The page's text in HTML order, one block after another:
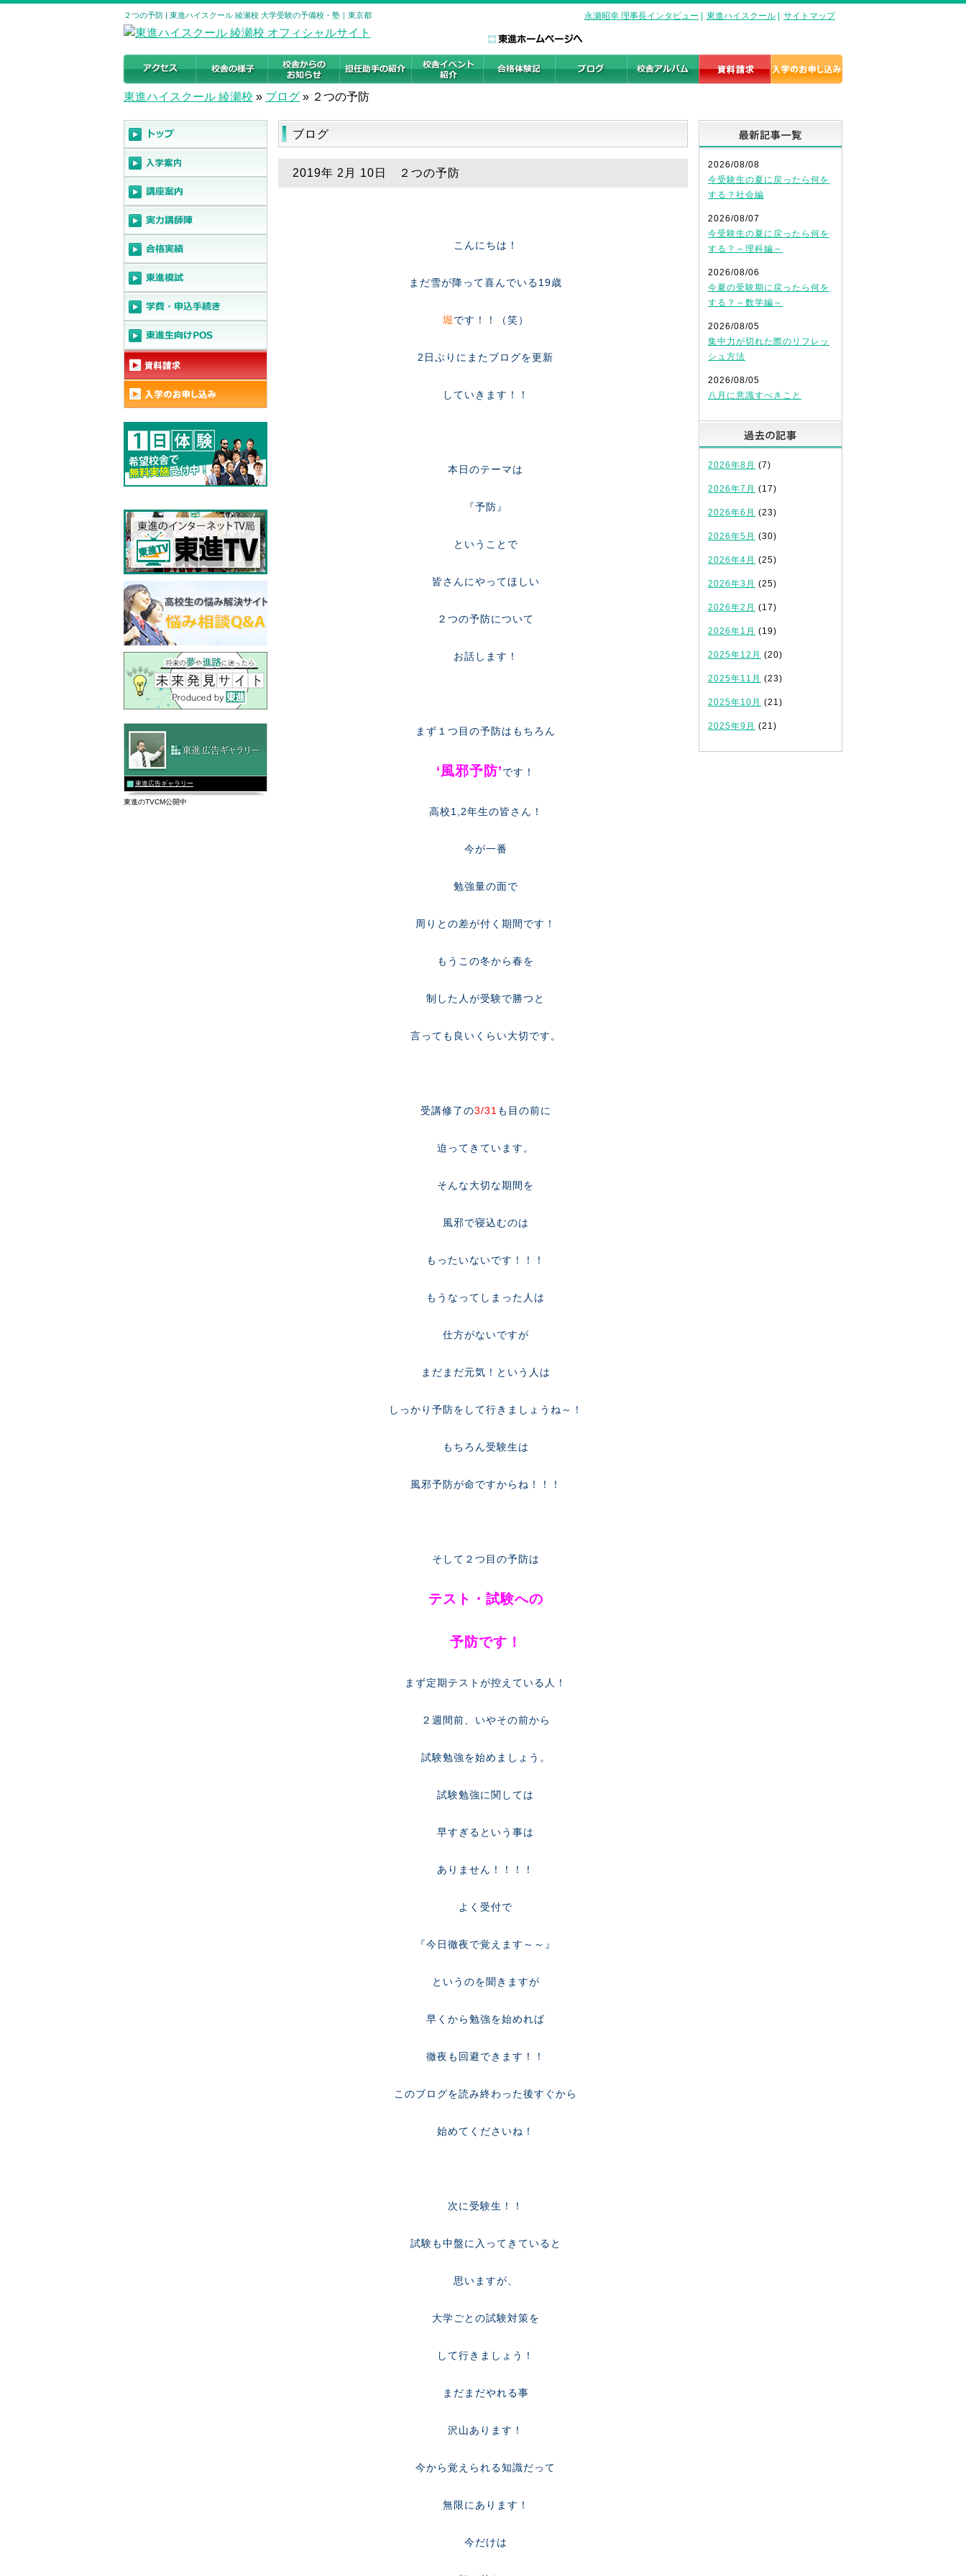
２つの予防 | 東進ハイスクール 綾瀬校 大学受験の予備校・塾｜東京都 永瀬昭幸 理事長インタビュー 東進ハイスクール サイトマップ
東進ハイスクール 綾瀬校 » ブログ » ２つの予防
ブログ
2019年 2月 10日 ２つの予防
こんにちは！
まだ雪が降って喜んでいる19歳
堀です！！（笑）
2日ぶりにまたブログを更新
していきます！！
本日のテーマは
『予防』
ということで
皆さんにやってほしい
２つの予防について
お話します！
まず１つ目の予防はもちろん
‘風邪予防’です！
高校1,2年生の皆さん！
今が一番
勉強量の面で
周りとの差が付く期間です！
もうこの冬から春を
制した人が受験で勝つと
言っても良いくらい大切です。
受講修了の3/31 も目の前に
迫ってきています。
そんな大切な期間を
風邪で寝込むのは
もったいないです！！！
もうなってしまった人は
仕方がないですが
まだまだ元気！という人は
しっかり予防をして行きましょうね～！
もちろん受験生は
風邪予防が命ですからね！！！
そして２つ目の予防は
テスト・試験への
予防です！
まず定期テストが控えている人！
２週間前、いやその前から
試験勉強を始めましょう。
試験勉強に関しては
早すぎるという事は
ありません！！！！
よく受付で
『今日徹夜で覚えます～～』
というのを聞きますが
早くから勉強を始めれば
徹夜も回避できます！！
このブログを読み終わった後すぐから
始めてくださいね！
次に受験生！！
試験も中盤に入ってきていると
思いますが、
大学ごとの試験対策を
して行きましょう！
まだまだやれる事
沢山あります！
今から覚えられる知識だって
無限にあります！
今だけは
2026/08/08
今受験生の夏に戻ったら何を
する？社会編
2026/08/07
今受験生の夏に戻ったら何を
する？～理科編～
2026/08/06
今夏の受験期に戻ったら何を
する？～数学編～
2026/08/05
集中力が切れた際のリフレッ
シュ方法
2026/08/05
八月に意識すべきこと
2026年8月 (7)
2026年7月 (17)
2026年6月 (23)
2026年5月 (30)
2026年4月 (25)
2026年3月 (25)
2026年2月 (17)
2026年1月 (19)
2025年12月 (20)
2025年11月 (23)
2025年10月 (21)
2025年9月 (21)
東進広告ギャラリー
東進のTVCM公開中